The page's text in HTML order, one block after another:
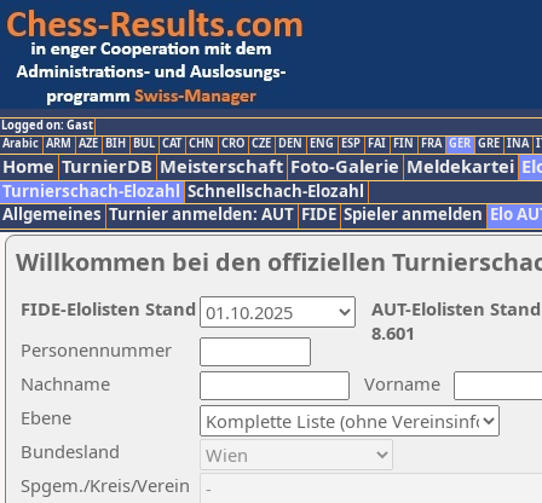
Logged on: Gast
Arabic ARM AZE BIH BUL CAT CHN CRO CZE DEN ENG ESP FAI FIN FRA GER GRE INA
Home TurnierDB Meisterschaft Foto-Galerie Meldekartei
Turnierschach-Elozahl Schnellschach-Elozahl
Allgemeines Turnier anmelden: AUT FIDE Spieler anmelden Elo
Willkommen bei den offiziellen
Nachname
Vorname
Ebene
Personennummer
Bundesland
Spgem./Kreis/Verein
AUT-Elolisten
8.601
FIDE-Elolisten Stand